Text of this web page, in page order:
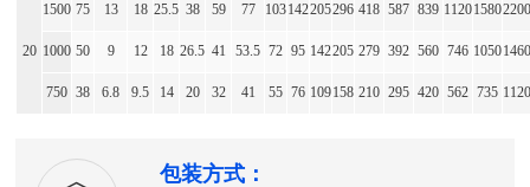
20
1500 75 13 18 25.5 38 59 77 103142205296 418 587 839 11201580
1000 50 9 12 18 26.5 41 53.5 72 95 142205 279 392 560 746 1050
750 38 6.8 9.5 14 20 32 41 55 76 109158 210 295 420 562 735
包装方式：